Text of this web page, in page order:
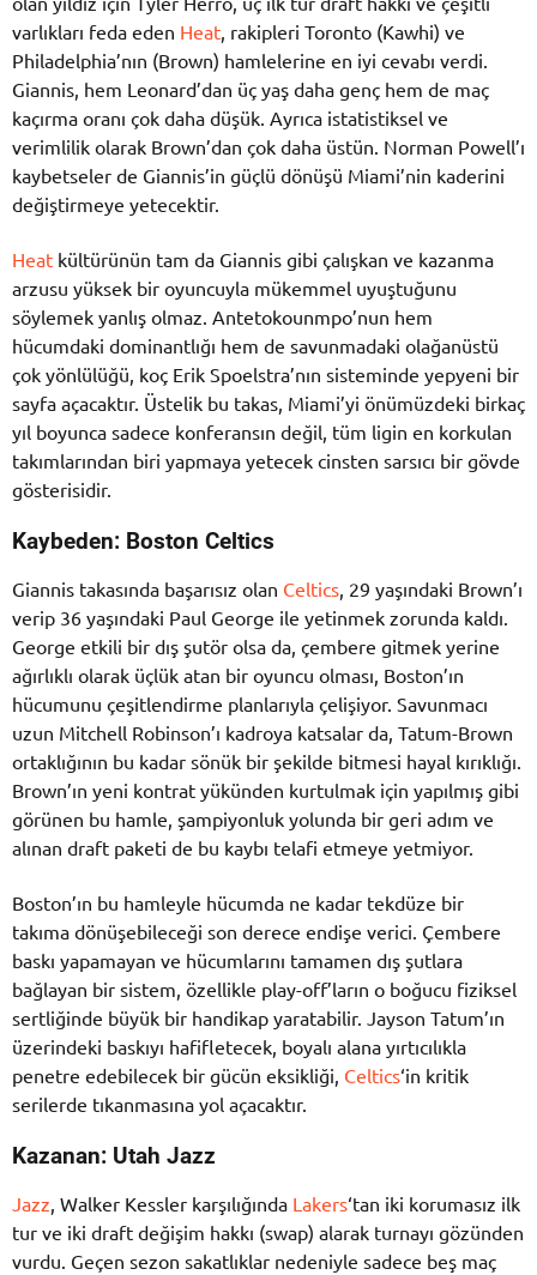
varlıkları feda eden Heat, rakipleri Toronto (Kawhi) ve
Philadelphia’nın (Brown) hamlelerine en iyi cevabı verdi.
Giannis, hem Leonard’dan üç yaş daha genç hem de maç
kaçırma oranı çok daha düşük. Ayrıca istatistiksel ve
verimlilik olarak Brown’dan çok daha üstün. Norman Powell’ı
kaybetseler de Giannis’in güçlü dönüşü Miami’nin kaderini
değiştirmeye yetecektir.
Heat kültürünün tam da Giannis gibi çalışkan ve kazanma
arzusu yüksek bir oyuncuyla mükemmel uyuştuğunu
söylemek yanlış olmaz. Antetokounmpo’nun hem
hücumdaki dominantlığı hem de savunmadaki olağanüstü
çok yönlülüğü, koç Erik Spoelstra’nın sisteminde yepyeni bir
sayfa açacaktır. Üstelik bu takas, Miami’yi önümüzdeki birkaç
yıl boyunca sadece konferansın değil, tüm ligin en korkulan
takımlarından biri yapmaya yetecek cinsten sarsıcı bir gövde
gösterisidir.
Kaybeden: Boston Celtics
Giannis takasında başarısız olan Celtics, 29 yaşındaki Brown’ı
verip 36 yaşındaki Paul George ile yetinmek zorunda kaldı.
George etkili bir dış şutör olsa da, çembere gitmek yerine
ağırlıklı olarak üçlük atan bir oyuncu olması, Boston’ın
hücumunu çeşitlendirme planlarıyla çelişiyor. Savunmacı
uzun Mitchell Robinson’ı kadroya katsalar da, Tatum-Brown
ortaklığının bu kadar sönük bir şekilde bitmesi hayal kırıklığı.
Brown’ın yeni kontrat yükünden kurtulmak için yapılmış gibi
görünen bu hamle, şampiyonluk yolunda bir geri adım ve
alınan draft paketi de bu kaybı telafi etmeye yetmiyor.
Boston’ın bu hamleyle hücumda ne kadar tekdüze bir
takıma dönüşebileceği son derece endişe verici. Çembere
baskı yapamayan ve hücumlarını tamamen dış şutlara
bağlayan bir sistem, özellikle play-off’ların o boğucu fiziksel
sertliğinde büyük bir handikap yaratabilir. Jayson Tatum’ın
üzerindeki baskıyı hafifletecek, boyalı alana yırtıcılıkla
penetre edebilecek bir gücün eksikliği, Celtics‘in kritik
serilerde tıkanmasına yol açacaktır.
Kazanan: Utah Jazz
Jazz, Walker Kessler karşılığında Lakers‘tan iki korumasız ilk
tur ve iki draft değişim hakkı (swap) alarak turnayı gözünden
vurdu. Geçen sezon sakatlıklar nedeniyle sadece beş maç